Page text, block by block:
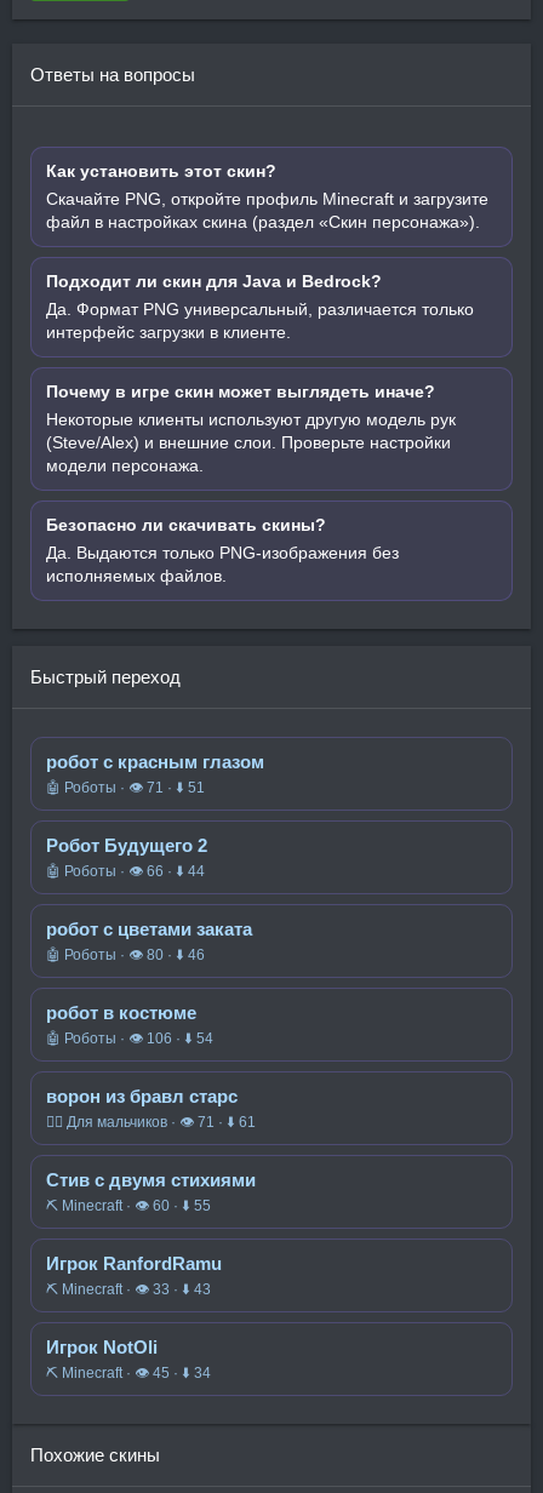
Ответы на вопросы
Как установить этот скин?
Скачайте PNG, откройте профиль Minecraft и загрузите
файл в настройках скина (раздел «Скин персонажа»).
Подходит ли скин для Java и Bedrock?
Да. Формат PNG универсальный, различается только
интерфейс загрузки в клиенте.
Почему в игре скин может выглядеть иначе?
Некоторые клиенты используют другую модель рук
(Steve/Alex) и внешние слои. Проверьте настройки
модели персонажа.
Безопасно ли скачивать скины?
Да. Выдаются только PNG-изображения без
исполняемых файлов.
Быстрый переход
робот с красным глазом
🤖 Роботы · 👁 71 · ⬇ 51
Робот Будущего 2
🤖 Роботы · 👁 66 · ⬇ 44
робот с цветами заката
🤖 Роботы · 👁 80 · ⬇ 46
робот в костюме
🤖 Роботы · 👁 106 · ⬇ 54
ворон из бравл старс
🧍‍♂️ Для мальчиков · 👁 71 · ⬇ 61
Стив с двумя стихиями
⛏️ Minecraft · 👁 60 · ⬇ 55
Игрок RanfordRamu
⛏️ Minecraft · 👁 33 · ⬇ 43
Игрок NotOli
⛏️ Minecraft · 👁 45 · ⬇ 34
Похожие скины